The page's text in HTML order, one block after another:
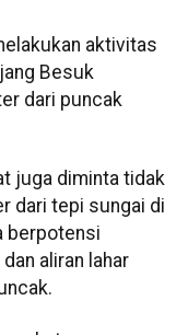
aktivitas
Besuk
dari puncak
juga diminta tidak
dari tepi sungai di
berpotensi
aliran lahar